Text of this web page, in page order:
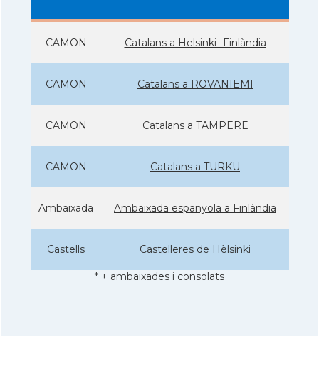
CAMON Catalans a Helsinki -Finlàndia
CAMON Catalans a ROVANIEMI
CAMON Catalans a TAMPERE
CAMON Catalans a TURKU
Ambaixada Ambaixada espanyola a Finlàndia
Castells Castelleres de Hèlsinki
* + ambaixades i consolats